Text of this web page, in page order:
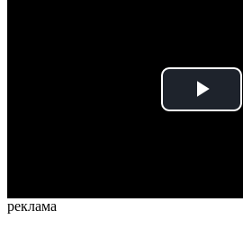
Play
реклама